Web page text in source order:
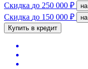
Скидка до 250 000 ₽
Скидка до 150 000 ₽
Купить в кредит